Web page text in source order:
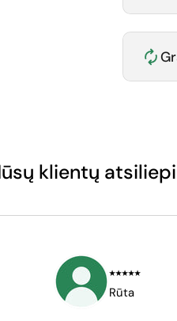
klientų
⭑⭑⭑⭑⭑
Rūta